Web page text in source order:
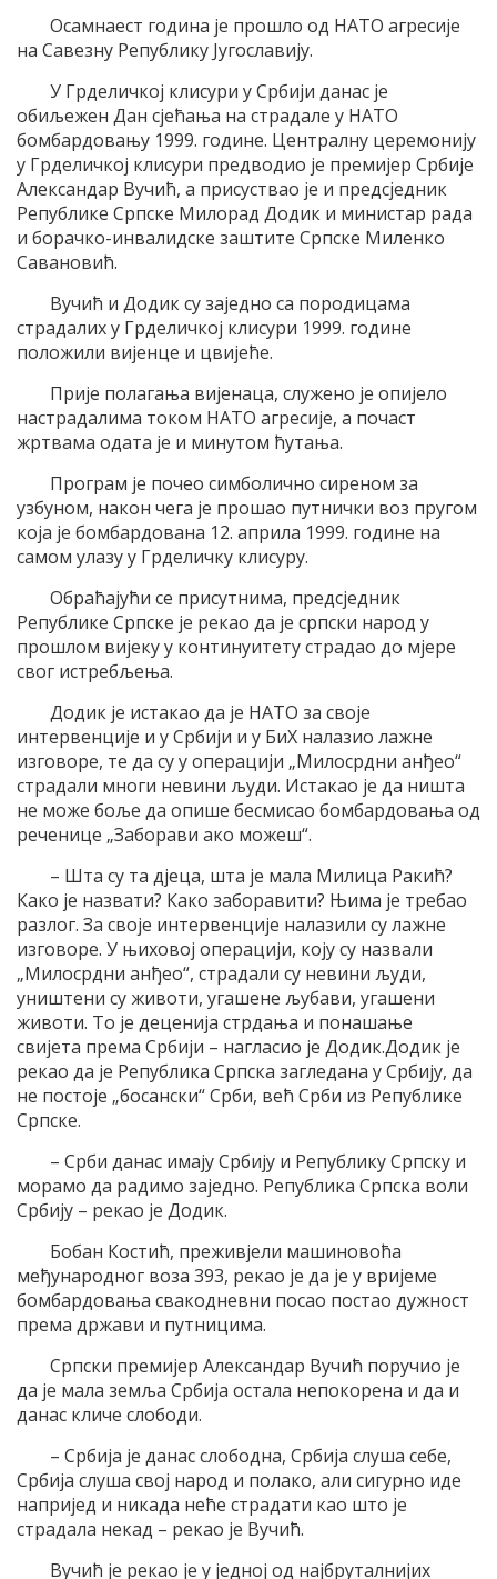
Осамнаест година је прошло од НАТО агресије
на Савезну Републику Југославију.
У Грделичкој клисури у Србији данас је
обиљежен Дан сјећања на страдале у НАТО
бомбардовању 1999. године. Централну церемонију
у Грделичкој клисури предводио је премијер Србије
Александар Вучић, а присуствао је и предсједник
Републике Српске Милорад Додик и министар рада
и борачко-инвалидске заштите Српске Миленко
Савановић.
Вучић и Додик су заједно са породицама
страдалих у Грделичкој клисури 1999. године
положили вијенце и цвијеће.
Прије полагања вијенаца, служено је опијело
настрадалима током НАТО агресије, а почаст
жртвама одата је и минутом ћутања.
Програм је почео симболично сиреном за
узбуном, након чега је прошао путнички воз пругом
која је бомбардована 12. априла 1999. године на
самом улазу у Грделичку клисуру.
Обраћајући се присутнима, предсједник
Републике Српске је рекао да је српски народ у
прошлом вијеку у континуитету страдао до мјере
свог истребљења.
Додик је истакао да је НАТО за своје
интервенције и у Србији и у БиХ налазио лажне
изговоре, те да су у операцији „Милосрдни анђео“
страдали многи невини људи. Истакао је да ништа
не може боље да опише бесмисао бомбардовања од
реченице „Заборави ако можеш“.
– Шта су та дјеца, шта је мала Милица Ракић?
Како је назвати? Како заборавити? Њима је требао
разлог. За своје интервенције налазили су лажне
изговоре. У њиховој операцији, коју су назвали
„Милосрдни анђео“, страдали су невини људи,
уништени су животи, угашене љубави, угашени
животи. То је деценија стрдања и понашање
свијета према Србији – нагласио је Додик.Додик је
рекао да је Република Српска загледана у Србију, да
не постоје „босански“ Срби, већ Срби из Републике
Српске.
– Срби данас имају Србију и Републику Српску и
морамо да радимо заједно. Република Српска воли
Србију – рекао је Додик.
Бобан Костић, преживјели машиновоћа
међународног воза 393, рекао је да је у вријеме
бомбардовања свакодневни посао постао дужност
према држави и путницима.
Српски премијер Александар Вучић поручио је
да је мала земља Србија остала непокорена и да и
данас кличе слободи.
– Србија је данас слободна, Србија слуша себе,
Србија слуша свој народ и полако, али сигурно иде
напријед и никада неће страдати као што је
страдала некад – рекао је Вучић.
Вучић је рекао је у једној од најбруталнијих